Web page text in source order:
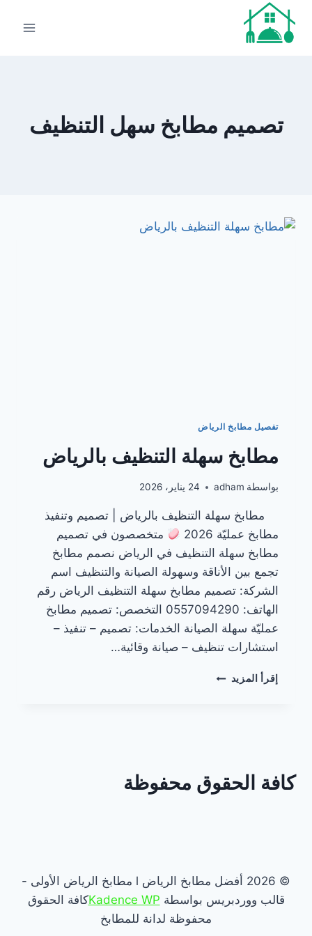
التجاوز
المحتوى
تصميم مطابخ سهل التنظيف
تفصيل مطابخ الرياض
مطابخ سهلة التنظيف بالرياض
بواسطة adham 24 يناير، 2026
مطابخ سهلة التنظيف بالرياض | تصميم وتنفيذ
مطابخ عمليّة 2026
متخصصون في تصميم
مطابخ سهلة التنظيف في الرياض نصمم مطابخ
تجمع بين الأناقة وسهولة الصيانة والتنظيف اسم
الشركة: تصميم مطابخ سهلة التنظيف الرياض رقم
الهاتف: 0557094290 التخصص: تصميم مطابخ
عمليّة سهلة الصيانة الخدمات: تصميم – تنفيذ –
استشارات تنظيف – صيانة وقائية…
إقرأ المزيد مطابخ
كافة الحقوق محفوظة
© 2026 أفضل مطابخ الرياض l مطابخ الرياض الأولى -
قالب ووردبريس بواسطة Kadence WPكافة الحقوق
محفوظة لدانة للمطابخ